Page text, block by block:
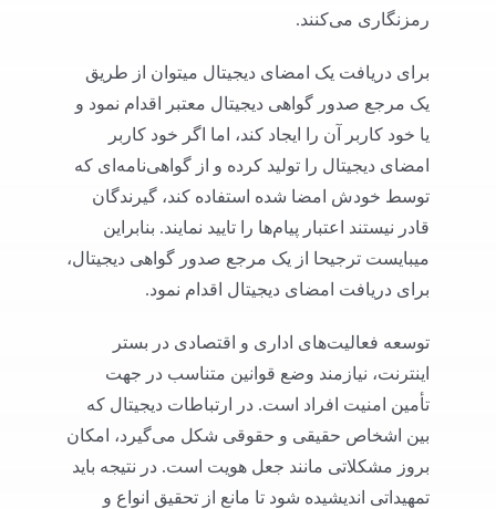
رمزنگاری می‌کنند.
برای دریافت یک امضای دیجیتال میتوان از طریق
یک مرجع صدور گواهی دیجیتال معتبر اقدام نمود و
یا خود کاربر آن را ایجاد کند، اما اگر خود کاربر
امضای دیجیتال را تولید کرده و از گواهی‌نامه‌ای که
توسط خودش امضا شده استفاده کند، گیرندگان
قادر نیستند اعتبار پیام‌ها را تایید نمایند. بنابراین
میبایست ترجیحا از یک مرجع صدور گواهی دیجیتال،
برای دریافت امضای دیجیتال اقدام نمود.
توسعه فعالیت‌های اداری و اقتصادی در بستر
اینترنت، نیازمند وضع قوانین متناسب در جهت
تأمین امنیت افراد است. در ارتباطات دیجیتال که
بین اشخاص حقیقی و حقوقی شکل می‌گیرد، امکان
بروز مشکلاتی مانند جعل هویت است. در نتیجه باید
تمهیداتی اندیشیده شود تا مانع از تحقیق انواع و